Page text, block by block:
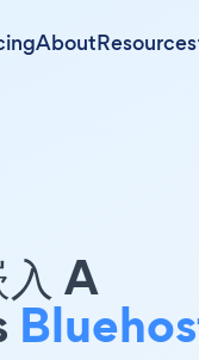
AboutResources
A